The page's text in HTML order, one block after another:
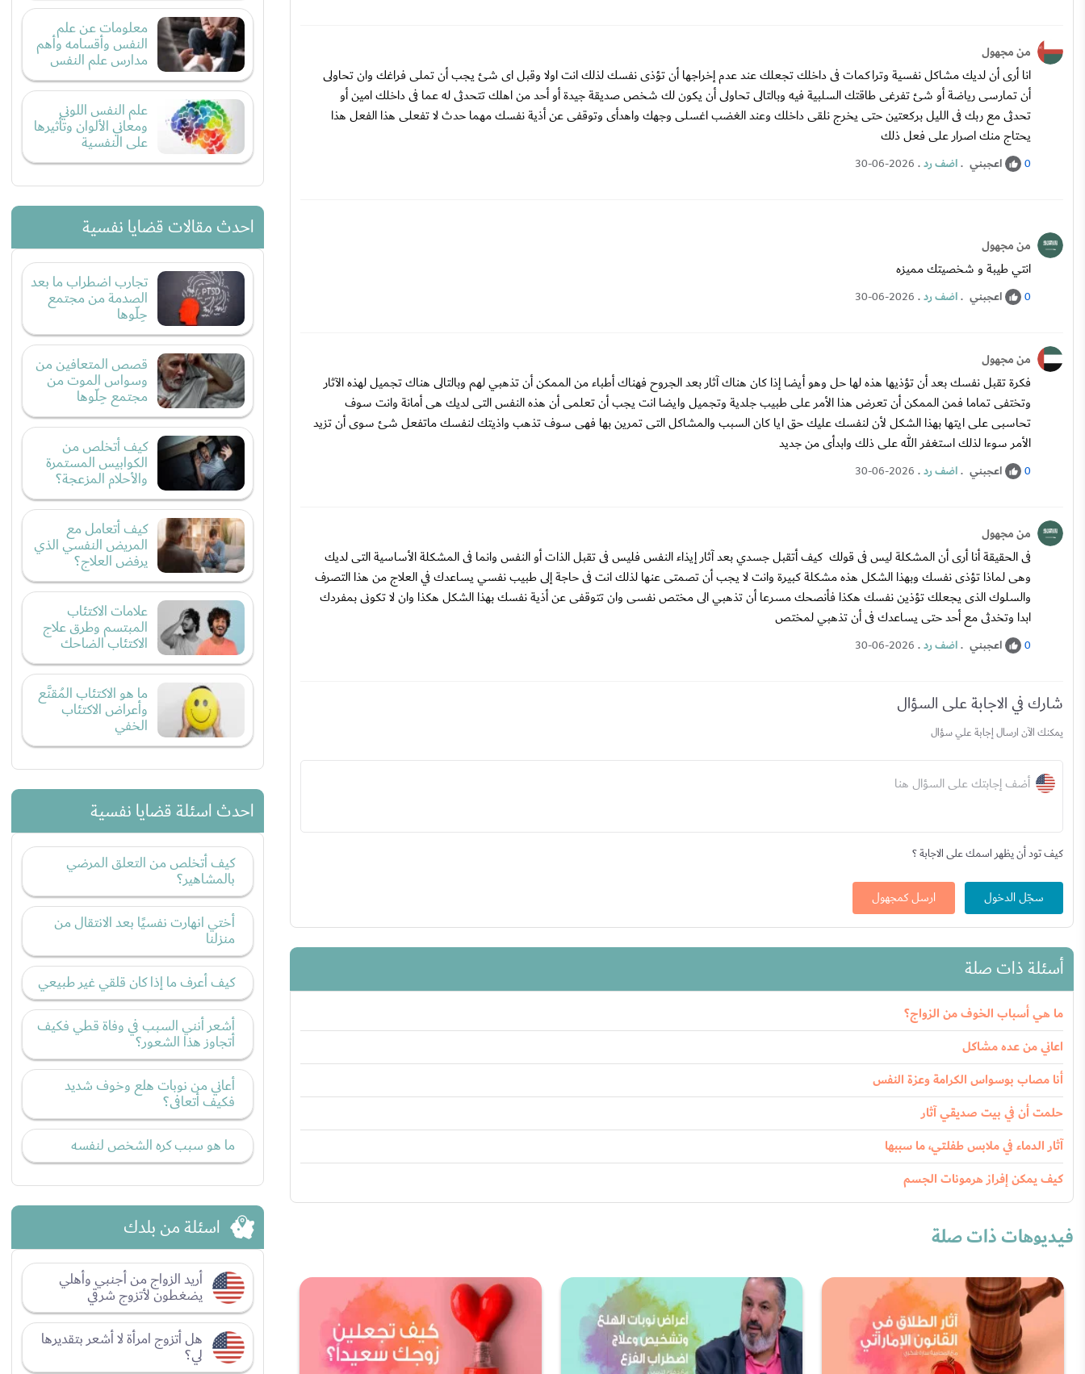
من مجهول
انا أرى أن لديك مشاكل نفسية وتراكمات فى داخلك تجعلك عند عدم إخراجها أن تؤذى نفسك لذلك انت اولا وقبل اى شئ يجب أن تملى فراغك وان تحاولى
أن تمارسى رياضة أو شئ تفرغى طاقتك السلبية فيه وبالتالى تحاولى أن يكون لك شخص صديقة جيدة أو أحد من اهلك تتحدثى له عما فى داخلك امين أو
تحدثى مع ربك فى الليل بركعتين حتى يخرج نلقى داخلك وعند الغضب اغسلى وجهك واهدأى وتوقفى عن أذية نفسك مهما حدث لا تفعلى هذا الفعل هذا
يحتاج منك اصرار على فعل ذلك
0 اعجبني .اضف رد.
30-06-2026
من مجهول
انتي طيبة و شخصيتك مميزه
0 اعجبني .اضف رد.
30-06-2026
من مجهول
فكرة تقبل نفسك بعد أن تؤذيها هذه لها حل وهو أيضا إذا كان هناك آثار بعد الجروح فهناك أطباء من الممكن أن تذهبي لهم وبالتالى هناك تجميل لهذه الآثار
وتختفى تماما فمن الممكن أن تعرض هذا الأمر على طبيب جلدية وتجميل وايضا انت يجب أن تعلمى أن هذه النفس التى لديك هى أمانة وانت سوف
تحاسبى على ايتها بهذا الشكل لأن لنفسك عليك حق ايا كان السبب والمشاكل التى تمرين بها فهى سوف تذهب واذيتك لنفسك ماتفعل شئ سوى أن تزيد
الأمر سوءا لذلك استغفر الله على ذلك وابدأى من جديد
0 اعجبني .اضف رد.
30-06-2026
من مجهول
فى الحقيقة أنا أرى أن المشكلة ليس فى قولك كيف أتقبل جسدي بعد آثار إيذاء النفس فليس فى تقبل الذات أو النفس وانما فى المشكلة الأساسية التى لديك
وهى لماذا تؤذى نفسك وبهذا الشكل هذه مشكلة كبيرة وانت لا يجب أن تصمتى عنها لذلك انت فى حاجة إلى طبيب نفسي يساعدك في العلاج من هذا التصرف
والسلوك الذى يجعلك تؤذين نفسك هكذا فأنصحك مسرعا أن تذهبي الى مختص نفسى وان تتوقفى عن أذية نفسك بهذا الشكل هكذا وان لا تكونى بمفردك
ابدا وتخدثى مع أحد حتى يساعدك فى أن تذهبي لمختص
0 اعجبني .اضف رد.
30-06-2026
شارك في الاجابة على السؤال
يمكنك الآن ارسال إجابة علي سؤال
أضف إجابتك على السؤال هنا
كيف تود أن يظهر اسمك على الاجابة ؟
سجّل الدخول ارسل كمجهول
أسئلة ذات صلة
ما هي أسباب الخوف من الزواج؟
اعاني من عده مشاكل
أنا مصاب بوسواس الكرامة وعزة النفس
حلمت أن في بيت صديقي آثار
آثار الدماء في ملابس طفلتي، ما سببها
كيف يمكن إفراز هرمونات الجسم
فيديوهات ذات صلة
معلومات عن علم
النفس وأقسامه وأهم
مدارس علم النفس
علم النفس اللوني
ومعاني الألوان وتأثيرها
على النفسية
احدث مقالات قضايا نفسية
تجارب اضطراب ما بعد
الصدمة من مجتمع
حِلّوها
قصص المتعافين من
وسواس الموت من
مجتمع حِلّوها
كيف أتخلص من
الكوابيس المستمرة
والأحلام المزعجة؟
كيف أتعامل مع
المريض النفسي الذي
يرفض العلاج؟
علامات الاكتئاب
المبتسم وطرق علاج
الاكتئاب الضاحك
ما هو الاكتئاب المُقنَّع
وأعراض الاكتئاب
الخفي
احدث اسئلة قضايا نفسية
كيف أتخلص من التعلق المرضي
بالمشاهير؟
أختي انهارت نفسيًا بعد الانتقال من
منزلنا
كيف أعرف ما إذا كان قلقي غير طبيعي
أشعر أنني السبب في وفاة قطي فكيف
أتجاوز هذا الشعور؟
أعاني من نوبات هلع وخوف شديد
فكيف أتعافى؟
ما هو سبب كره الشخص لنفسه
اسئلة من بلدك
أريد الزواج من أجنبي وأهلي
يضغطون لأتزوج شرقي
هل أتزوج امرأة لا أشعر بتقديرها
لي؟